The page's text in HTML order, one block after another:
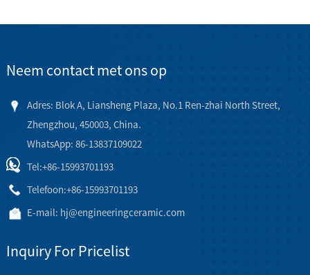
Neem contact met ons op
Adres: Blok A, Liansheng Plaza, No.1 Ren-zhai North Street,
Zhengzhou, 450003, China.
WhatsApp: 86-13837109022
Tel:+86-15993701193
Telefoon:+86-15993701193
E-mail: hj@engineeringceramic.com
Inquiry For Pricelist